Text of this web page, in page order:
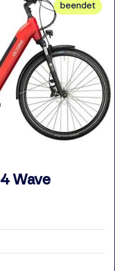
beendet
Wave